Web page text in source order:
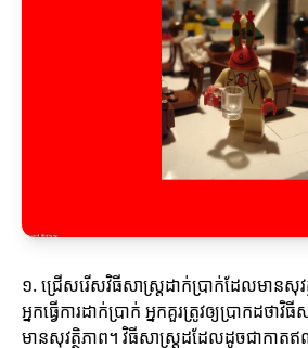
១. ជ្រើសរើសវិធីសាស្ត្រដាក់ប្រាក់ដែលមានសុ
អ្នកធ្វើការដាក់ប្រាក់ អ្នកគួរត្រូវឲ្យប្រាកដថា
មានសុវត្ថិភាព។ វិធីសាស្ត្រដដែលដូចជាកា